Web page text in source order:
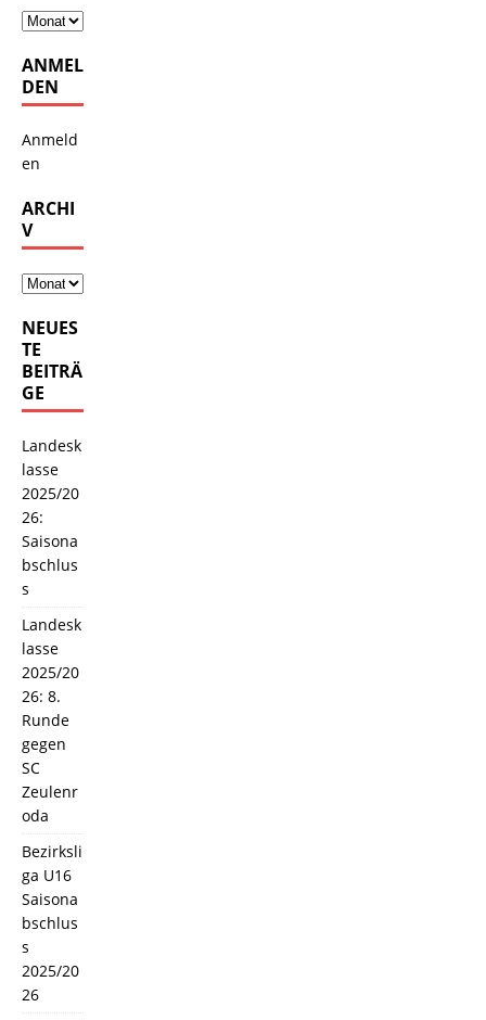
ANMEL
DEN
Anmeld
en
ARCHI
V
NEUES
TE
BEITRÄ
GE
Landesk
lasse
2025/20
26:
Saisona
bschlus
s
Landesk
lasse
2025/20
26: 8.
Runde
gegen
SC
Zeulenr
oda
Bezirksli
ga U16
Saisona
bschlus
s
2025/20
26